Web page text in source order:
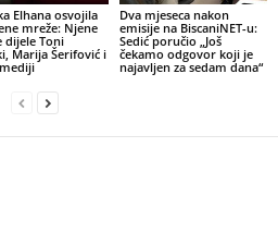
Elhana osvojila
mreže: Njene
dijele Toni
Marija Šerifović i
Dva mjeseca nakon
emisije na BiscaniNET-u:
Sedić poručio „Još
čekamo odgovor koji je
najavljen za sedam dana“